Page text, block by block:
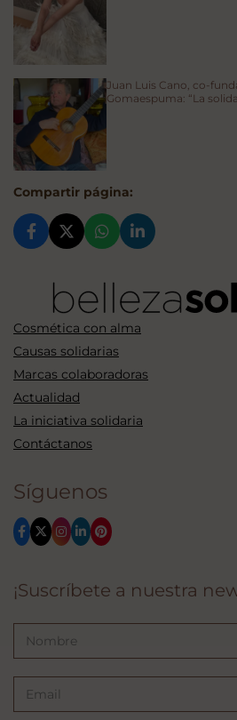
Juan Luis Cano, co-
Gomaespuma: “La
Compartir página:
Cosmética con alma
Causas solidarias
Marcas colaboradoras
Actualidad
La iniciativa solidaria
Contáctanos
Síguenos
¡Suscríbete a nuestra